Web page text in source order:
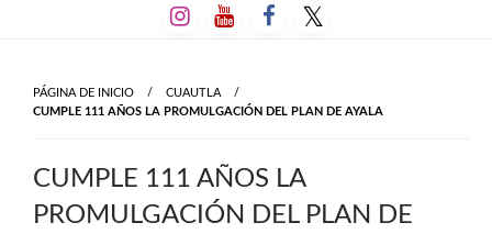
al
PÁGINA DE INICIO
CUAUTLA
CUMPLE 111 AÑOS LA PROMULGACIÓN DEL PLAN DE AYALA
CUMPLE 111 AÑOS LA
PROMULGACIÓN DEL PLAN DE